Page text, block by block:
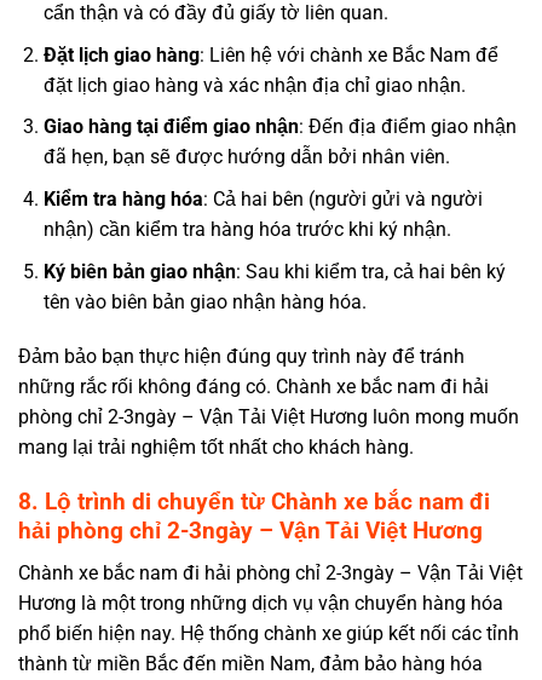
cẩn thận và có đầy đủ giấy tờ liên quan.
Đặt lịch giao hàng: Liên hệ với chành xe Bắc Nam để
đặt lịch giao hàng và xác nhận địa chỉ giao nhận.
Giao hàng tại điểm giao nhận: Đến địa điểm giao nhận
đã hẹn, bạn sẽ được hướng dẫn bởi nhân viên.
Kiểm tra hàng hóa: Cả hai bên (người gửi và người
nhận) cần kiểm tra hàng hóa trước khi ký nhận.
Ký biên bản giao nhận: Sau khi kiểm tra, cả hai bên ký
tên vào biên bản giao nhận hàng hóa.
Đảm bảo bạn thực hiện đúng quy trình này để tránh
những rắc rối không đáng có. Chành xe bắc nam đi hải
phòng chỉ 2-3ngày – Vận Tải Việt Hương luôn mong muốn
mang lại trải nghiệm tốt nhất cho khách hàng.
8. Lộ trình di chuyển từ Chành xe bắc nam đi
hải phòng chỉ 2-3ngày – Vận Tải Việt Hương
Chành xe bắc nam đi hải phòng chỉ 2-3ngày – Vận Tải Việt
Hương là một trong những dịch vụ vận chuyển hàng hóa
phổ biến hiện nay. Hệ thống chành xe giúp kết nối các tỉnh
thành từ miền Bắc đến miền Nam, đảm bảo hàng hóa